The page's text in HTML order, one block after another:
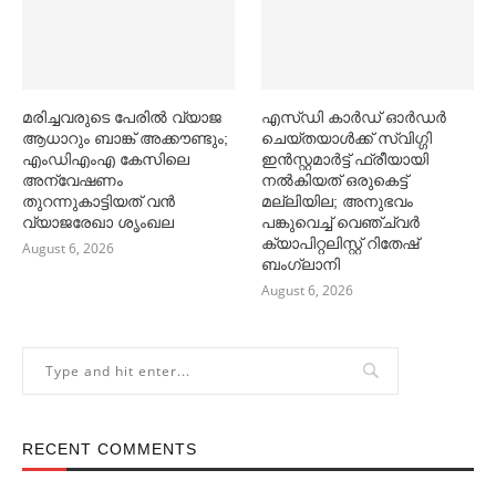
മരിച്ചവരുടെ പേരിൽ വ്യാജ
ആധാറും ബാങ്ക് അക്കൗണ്ടും;
എംഡിഎംഎ കേസിലെ
അന്വേഷണം
തുറന്നുകാട്ടിയത് വൻ
വ്യാജരേഖാ ശൃംഖല
August 6, 2026
എസ്ഡി കാര്‍ഡ് ഓര്‍ഡര്‍
ചെയ്തയാള്‍ക്ക് സ്വിഗ്ഗി
ഇൻസ്റ്റമാര്‍ട്ട് ഫ്രീയായി
നല്‍കിയത് ഒരുകെട്ട്
മല്ലിയില; അനുഭവം
പങ്കുവെച്ച്‌ വെഞ്ച്വര്‍
ക്യാപിറ്റലിസ്റ്റ് റിതേഷ്
ബംഗ്ലാനി
August 6, 2026
RECENT COMMENTS